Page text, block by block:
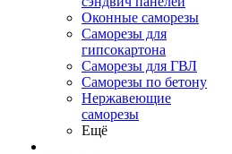
Оконные саморезы
Саморезы для
гипсокартона
Саморезы для ГВЛ
Саморезы по бетону
Нержавеющие
саморезы
Ещё